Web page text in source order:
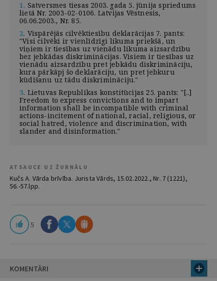
1. Satversmes tiesas 2003. gada 5. jūnija spriedums
lietā Nr. 2003-02-0106. Latvijas Vēstnesis,
06.06.2003., Nr. 85.
2. Vispārējās cilvēktiesību deklarācijas 7. pants:
"Visi cilvēki ir vienlīdzīgi likuma priekšā, un
viņiem ir tiesības uz vienādu likuma aizsardzību
bez jebkādas diskriminācijas. Visiem ir tiesības uz
vienādu aizsardzību pret jebkādu diskrimināciju,
kura pārkāpj šo deklarāciju, un pret jebkuru
kūdīšanu uz tādu diskrimināciju."
3. Lietuvas Republikas konstitūcijas 25. pants: "[..]
Freedom to express convictions and to impart
information shall be incompatible with criminal
actions-incitement of national, racial, religious, or
social hatred, violence and discrimination, with
slander and disinformation."
ATSAUCE UZ ŽURNĀLU
Kučs A. Vārda brīvība. Jurista Vārds, 15.02.2022., Nr. 7 (1221),
56.-57.lpp.
5
KOMENTĀRI